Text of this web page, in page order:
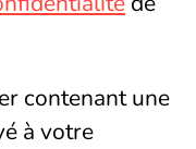
contenant une
à votre